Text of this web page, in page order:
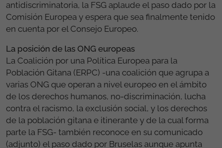
antidiscriminatoria, la FSG aplaude el paso dado por la
Comisión Europea y espera que sea finalmente tenido
en cuenta por el Consejo Europeo.
La posición de las ONG europeas
La Coalición por una Política Europea para la
Población Gitana (ERPC) -una coalición que agrupa a
varias ONG que operan a nivel europeo en el ámbito
de los derechos humanos, no-discriminación, lucha
contra el racismo, la exclusión social, y los derechos
de la población gitana e itinerante y de la cual forma
parte la FSG- también reconoce en su comunicado
(adjunto) el paso dado por Bruselas aunque apunta